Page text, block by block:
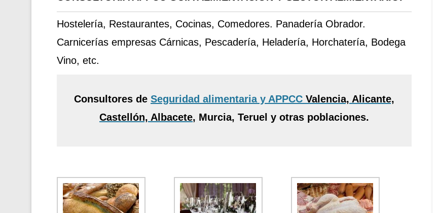
Hostelería, Restaurantes, Cocinas, Comedores. Panadería Obrador.
Carnicerías empresas Cárnicas, Pescadería, Heladería, Horchatería, Bodega
Vino, etc.
Consultores de Seguridad alimentaria y APPCC Valencia, Alicante,
Castellón, Albacete, Murcia, Teruel y otras poblaciones.